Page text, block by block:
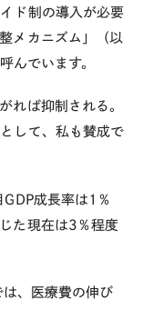
ド制の導入が必要
メカニズム」（以
んでいます。
れば抑制される。
して、私も賛成で
GDP成長率は 1 ％
た現在は3 ％程度
は、医療費の伸び